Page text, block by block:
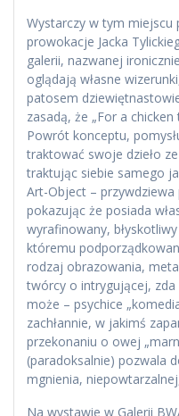
Wystarczy w tym miejscu
prowokacje Jacka
galerii, nazwanej
oglądają własne
patosem
zasadą, że „For a
Powrót konceptu,
traktować swoje dzieło
traktując siebie samego
Art-Object –
pokazując że posiada
wyrafinowany,
któremu
rodzaj obrazowania,
twórcy o intrygującej, zda
może – psychice
zachłannie, w jakimś
przekonaniu o owej
(paradoksalnie) pozwala
mgnienia,
Na wystawie w Galerii